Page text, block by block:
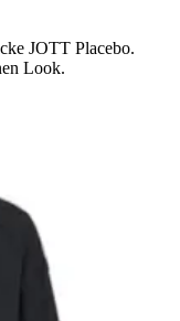
JOTT Placebo.
Look.